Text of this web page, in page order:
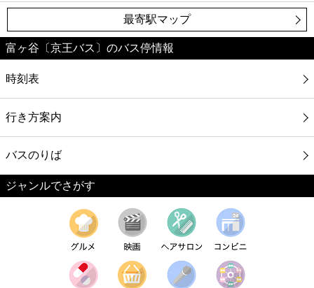
最寄駅マップ
富ヶ谷〔京王バス〕のバス停情報
時刻表
行き方案内
バスのりば
ジャンルでさがす